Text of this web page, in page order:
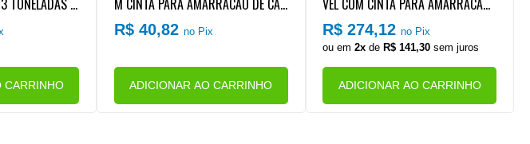
J) (C
CARRINHO
GA 3 E 5 TONELADAS (50MM) (SIST
EMA J)
R$ 40,82 no Pix
ADICIONAR AO CARRINHO
DE CARGA 10 TONELADAS (50MM X
9 METROS) (SISTEMA J) (COR LARA
NJA)
R$ 274,12no Pix
ou em2x deR$ 141,30 sem juros
ADICIONAR AO CARRINHO